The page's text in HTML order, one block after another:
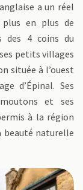
a un réel
en plus de
des 4 coins du
petits villages
située à l’ouest
d’Épinal. Ses
et ses
à la région
beauté naturelle